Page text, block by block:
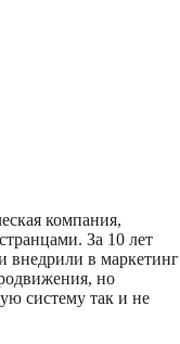
компания,
За 10 лет
внедрили в маркетинг
но
систему так и не